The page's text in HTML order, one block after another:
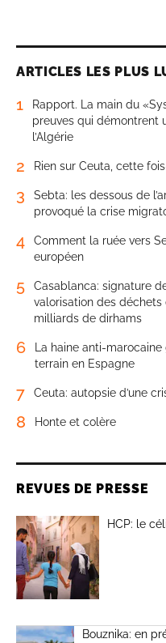
ARTICLES LES PLUS
1
Rapport. La main du
preuves qui démontrent
l’Algérie
2 Rien sur Ceuta, cette
3
Sebta: les dessous de
provoqué la crise
4
Comment la ruée vers
européen
5
Casablanca: signature
valorisation des déchets
milliards de dirhams
6
La haine anti-
terrain en Espagne
7 Ceuta: autopsie d’une
8 Honte et colère
REVUES DE PRESSE
HCP: le
Bouznika: en